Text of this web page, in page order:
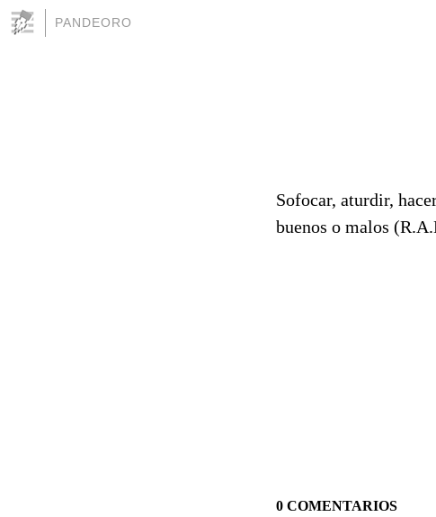
PANDEORO
Sofocar, aturdir,
buenos o malos
0 COMENTARIOS